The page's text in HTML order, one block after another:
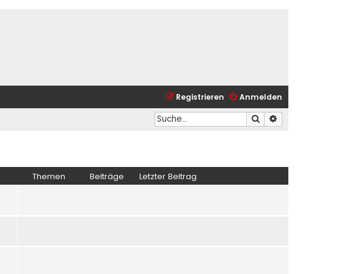
Anmelden
Registrieren
Suche
Themen Beiträge Letzter Beitrag